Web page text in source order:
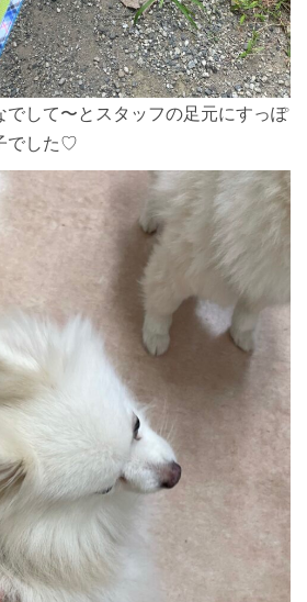
でして〜とスタッフの足元にすっぽ
でした♡